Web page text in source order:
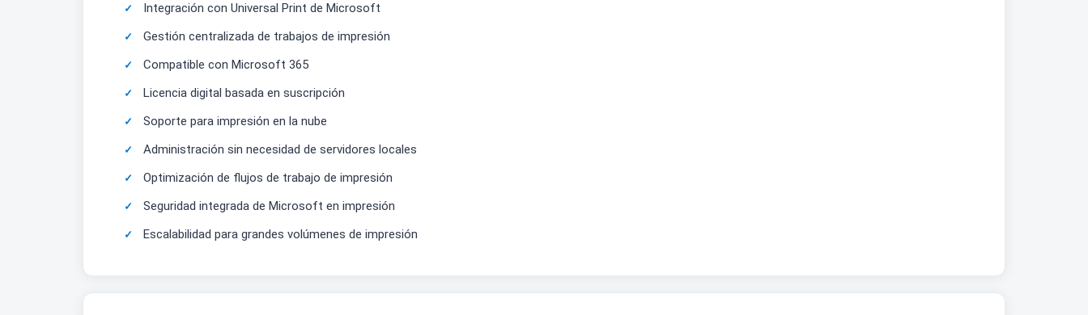
Integración con Universal Print de Microsoft
Gestión centralizada de trabajos de impresión
Compatible con Microsoft 365
Licencia digital basada en suscripción
Soporte para impresión en la nube
Administración sin necesidad de servidores locales
Optimización de flujos de trabajo de impresión
Seguridad integrada de Microsoft en impresión
Escalabilidad para grandes volúmenes de impresión